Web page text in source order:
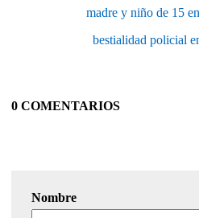
madre y niño de 15
bestialidad policial
0 COMENTARIOS
Nombre